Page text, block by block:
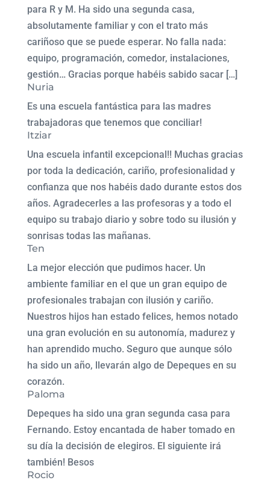
para R y M. Ha sido una segunda casa,
absolutamente familiar y con el trato más
cariñoso que se puede esperar. No falla nada:
equipo, programación, comedor, instalaciones,
gestión… Gracias porque habéis sabido sacar […]
Nuria
Es una escuela fantástica para las madres
trabajadoras que tenemos que conciliar!
Itziar
Una escuela infantil excepcional!! Muchas gracias
por toda la dedicación, cariño, profesionalidad y
confianza que nos habéis dado durante estos dos
años. Agradecerles a las profesoras y a todo el
equipo su trabajo diario y sobre todo su ilusión y
sonrisas todas las mañanas.
Ten
La mejor elección que pudimos hacer. Un
ambiente familiar en el que un gran equipo de
profesionales trabajan con ilusión y cariño.
Nuestros hijos han estado felices, hemos notado
una gran evolución en su autonomía, madurez y
han aprendido mucho. Seguro que aunque sólo
ha sido un año, llevarán algo de Depeques en su
corazón.
Paloma
Depeques ha sido una gran segunda casa para
Fernando. Estoy encantada de haber tomado en
su día la decisión de elegiros. El siguiente irá
también! Besos
Rocio